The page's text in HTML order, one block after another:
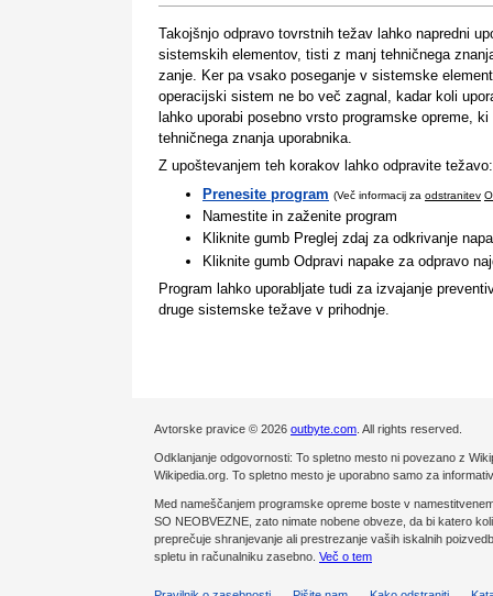
Takojšnjo odpravo tovrstnih težav lahko napredni
sistemskih elementov, tisti z manj tehničnega
zanje. Ker pa vsako poseganje v sistemske
operacijski sistem ne bo več zagnal, kadar koli
lahko uporabi posebno vrsto programske opreme,
tehničnega znanja uporabnika.
Z upoštevanjem teh korakov lahko odpravite težavo:
Prenesite program (Več informacij za odstranitev
Namestite in zaženite program
Kliknite gumb Preglej zdaj za odkrivanje
Kliknite gumb Odpravi napake za odpravo
Program lahko uporabljate tudi za izvajanje
druge sistemske težave v prihodnje.
Avtorske pravice © 2026 outbyte.com . All rights reserved.
Odklanjanje odgovornosti: To spletno mesto ni povezano z
Wikipedia.org. To spletno mesto je uporabno samo za
Med nameščanjem programske opreme boste v
SO NEOBVEZNE, zato nimate nobene obveze, da bi katero
preprečuje shranjevanje ali prestrezanje vaših iskalnih
spletu in računalniku zasebno. Več o tem